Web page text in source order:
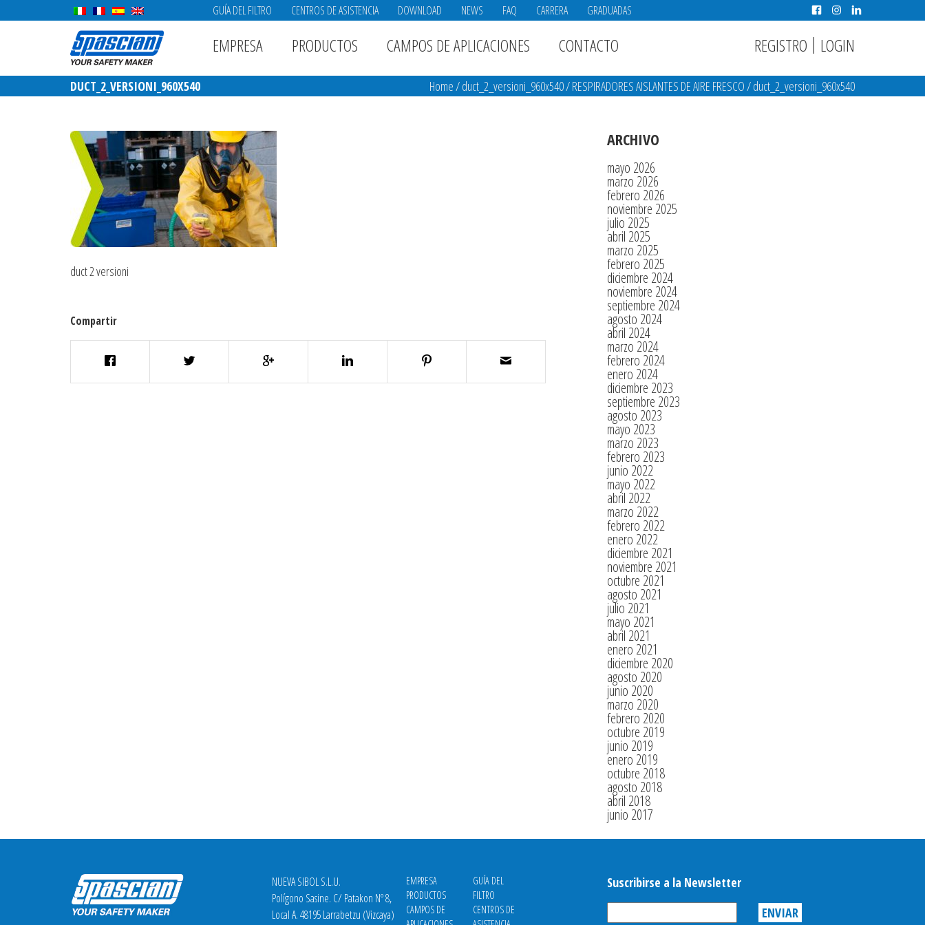
GUÍA DEL FILTRO CENTROS DE ASISTENCIA DOWNLOAD NEWS FAQ CARRERA GRADUADAS
EMPRESA PRODUCTOS CAMPOS DE APLICACIONES CONTACTO REGISTRO | LOGIN
DUCT_2_VERSIONI_960X540 Home/duct_2_versioni_960x540/RESPIRADORES AISLANTES DE AIRE FRESCO/duct_2_versioni_960x540
duct 2 versioni
Compartir
ARCHIVO
mayo 2026
marzo 2026
febrero 2026
noviembre 2025
julio 2025
abril 2025
marzo 2025
febrero 2025
diciembre 2024
noviembre 2024
septiembre 2024
agosto 2024
abril 2024
marzo 2024
febrero 2024
enero 2024
diciembre 2023
septiembre 2023
agosto 2023
mayo 2023
marzo 2023
febrero 2023
junio 2022
mayo 2022
abril 2022
marzo 2022
febrero 2022
enero 2022
diciembre 2021
noviembre 2021
octubre 2021
agosto 2021
julio 2021
mayo 2021
abril 2021
enero 2021
diciembre 2020
agosto 2020
junio 2020
marzo 2020
febrero 2020
octubre 2019
junio 2019
enero 2019
octubre 2018
agosto 2018
abril 2018
junio 2017
NUEVA SIBOL S.L.U.
Polígono Sasine. C/ Patakon Nº 8,
Local A. 48195 Larrabetzu (Vizcaya)
EMPRESA
PRODUCTOS
CAMPOS DE
GUÍA DEL
FILTRO
CENTROS DE
Suscribirse a la Newsletter